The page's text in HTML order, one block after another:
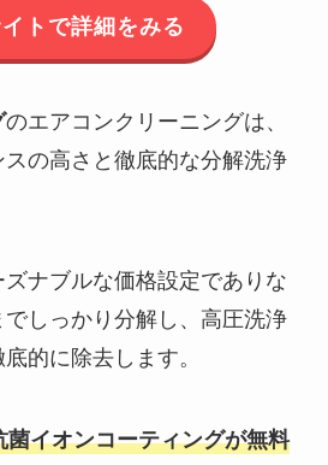
トで詳細をみる
のエアコンクリーニングは、
の高さと徹底的な分解洗浄
ナブルな価格設定でありな
しっかり分解し、高圧洗浄
的に除去します。
菌イオンコーティングが無料